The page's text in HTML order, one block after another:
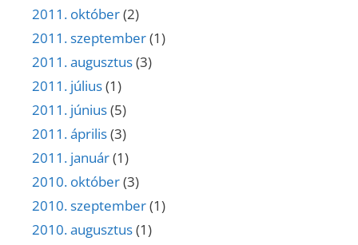
2011. október(2)
2011. szeptember(1)
2011. augusztus(3)
2011. július(1)
2011. június(5)
2011. április(3)
2011. január(1)
2010. október(3)
2010. szeptember(1)
2010. augusztus(1)